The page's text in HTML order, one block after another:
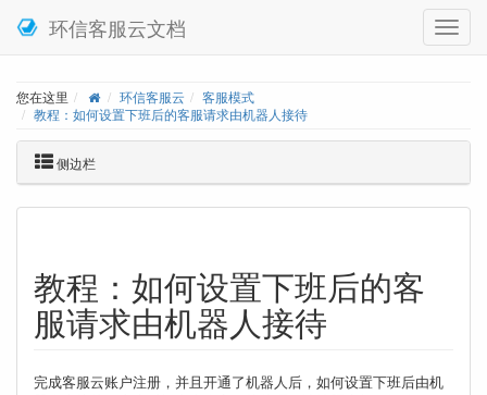
环信客服云文档
您在这里 环信客服云
客服模式
教程：如何设置下班后的客服请求由机器人接待
侧边栏
教程：如何设置下班后的客
服请求由机器人接待
完成客服云账户注册，并且开通了机器人后，如何设置下班后由机